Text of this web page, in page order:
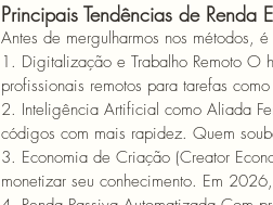
Principais Tendências de Renda
Antes de mergulharmos nos métodos,
1. Digitalização e Trabalho Remoto O
profissionais remotos para tarefas
2. Inteligência Artificial como Aliada
códigos com mais rapidez. Quem
3. Economia de Criação (Creator
monetizar seu conhecimento. Em